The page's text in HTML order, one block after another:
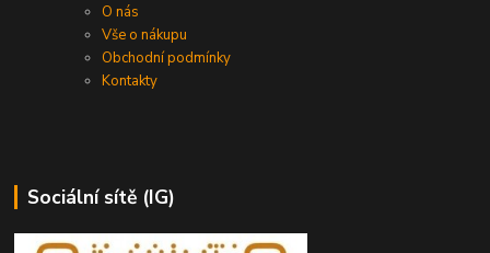
O nás
Vše o nákupu
Obchodní podmínky
Kontakty
Sociální sítě (IG)